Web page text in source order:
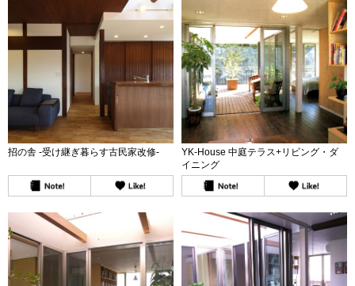
招の舎 -受け継ぎ暮らす古民家改修-
YK-House 中庭テラス+リビング・ダ
イニング